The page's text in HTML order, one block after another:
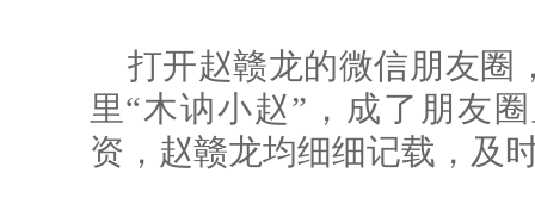
打开赵赣龙的微信朋友圈
里“木讷小赵”，成了朋友
资，赵赣龙均细细记载，及